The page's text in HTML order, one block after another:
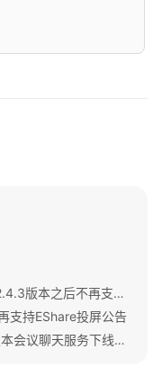
华为云会议Windows和Mac客户端V12.4.3版本之后不再支持IdeaShare投屏公告
支持EShare投屏公告
华为云会议App SDK 90.11.X及之前版本会议聊天服务下线公告